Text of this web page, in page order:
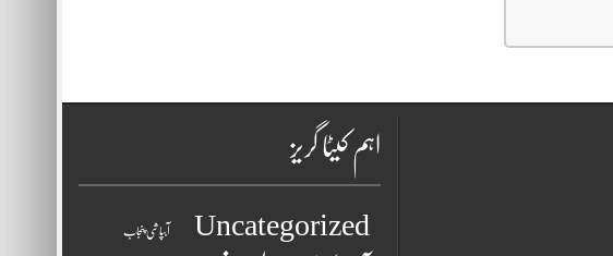
اہم کیٹا گریز
Uncategorized آبپاشی پنجاب